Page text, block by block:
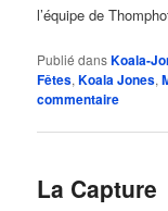
l’équipe de
Publié dansKoala-
Fêtes,Koala Jones,
commentaire
La Capture